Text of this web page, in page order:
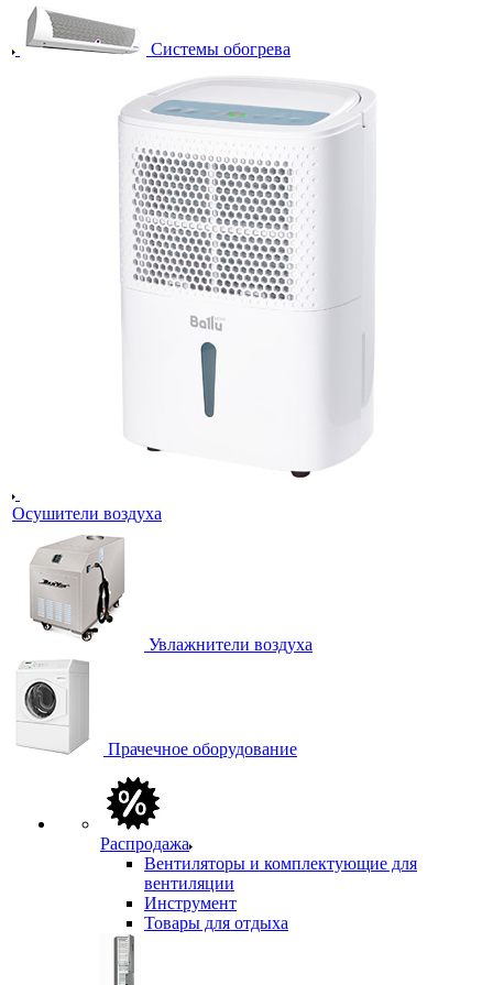
Системы обогрева
Осушители воздуха
Увлажнители воздуха
Прачечное оборудование
Распродажа
Вентиляторы и комплектующие для
вентиляции
Инструмент
Товары для отдыха